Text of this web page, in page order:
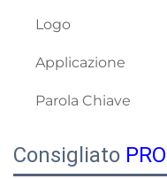
Logo
Applicazione
Parola Chiave
Consigliato